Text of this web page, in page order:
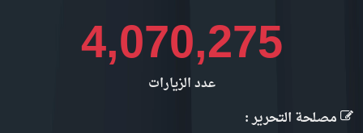
4,563,636
عدد الزيارات
مصلحة التحرير :